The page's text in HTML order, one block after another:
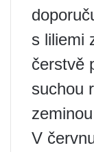
s liliemi
čerstvě
suchou
V